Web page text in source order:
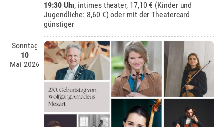
19:30 Uhr, intimes theater, 17,10 € (Kinder und
Jugendliche: 8,60 €) oder mit derTheatercard
günstiger
Sonntag
10
Mai 2026